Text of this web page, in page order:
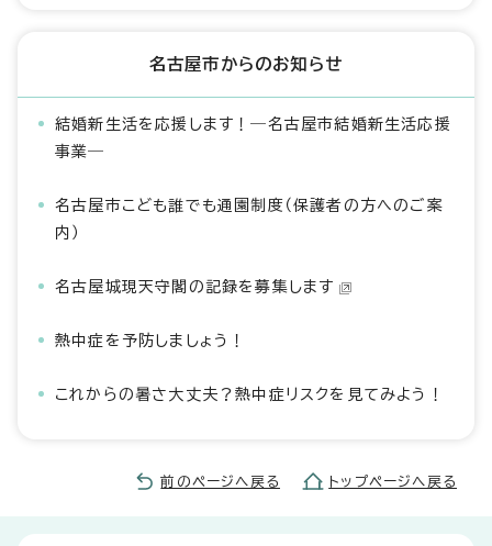
名古屋市からのお知らせ
結婚新生活を応援します！―名古屋市結婚新生活応援
事業―
名古屋市こども誰でも通園制度（保護者の方へのご案
内）
名古屋城現天守閣の記録を募集します
熱中症を予防しましょう！
これからの暑さ大丈夫？熱中症リスクを見てみよう！
前のページへ戻る トップページへ戻る